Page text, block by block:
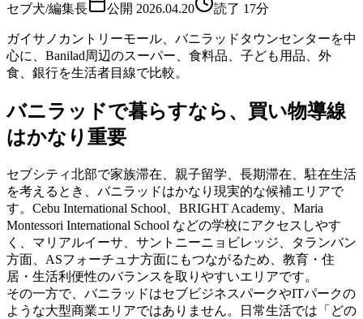
セブ犬/編集長 公開 2026.04.20 読了 17分
ガイサノカントリーモール、バニラッドタウンセンターを中
心に、Banilad周辺のスーパー、食料品、子ども用品、外
食、銀行を生活者目線で比較。
バニラッドで暮らすなら、買い物導線
はかなり重要
セブシティ北部で家族滞在、親子留学、長期滞在、駐在生活
を考えるとき、バニラッドはかなり現実的な候補エリアで
す。Cebu International School、BRIGHT Academy、Maria
Montessori International School などの学校にアクセスしやす
く、マリアルイーサ、サントニーニョビレッジ、タランバン
方面、ASフォーチュナ方面にもつながるため、教育・住
居・生活利便性のバランスを取りやすいエリアです。
その一方で、バニラッドはセブビジネスパークやITパークの
ような大型商業エリアではありません。日常生活では「どの